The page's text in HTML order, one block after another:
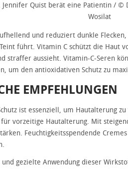
Quist berät eine Patientin / ©
Wosilat
und reduziert dunkle
führt. Vitamin C schützt die Haut
straffer aussieht. Vitamin-C-Seren
um den antioxidativen Schutz zu
EMPFEHLUNGEN
ist essenziell, um Hautalterung
vorzeitige Hautalterung. Mit
Feuchtigkeitsspendende
und gezielte Anwendung dieser